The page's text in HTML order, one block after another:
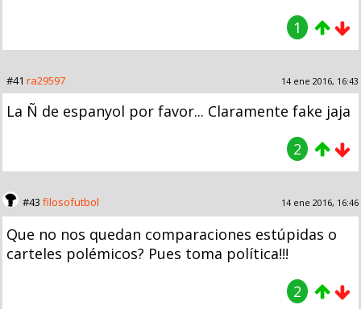
1
#41 ra29597 14 ene 2016, 16:43
La Ñ de espanyol por favor... Claramente fake jaja
2
#43 filosofutbol 14 ene 2016, 16:46
Que no nos quedan comparaciones estúpidas o
carteles polémicos? Pues toma política!!!
2